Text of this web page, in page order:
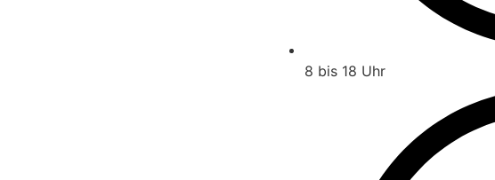
8 bis 18 Uhr